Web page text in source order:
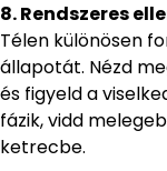
8. Rendszeres
Télen különösen
állapotát. Nézd
és figyeld a
fázik, vidd
ketrecbe.